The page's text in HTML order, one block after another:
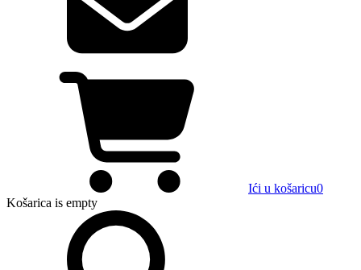
Ići u košaricu0
Košarica is empty